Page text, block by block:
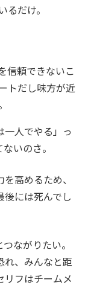
るだけ。
信頼できないこ
トだし味方が近
一人でやる」っ
いのさ。
高めるため、
後には死んでし
ながりたい。
れ、みんなと距
リフはチームメ